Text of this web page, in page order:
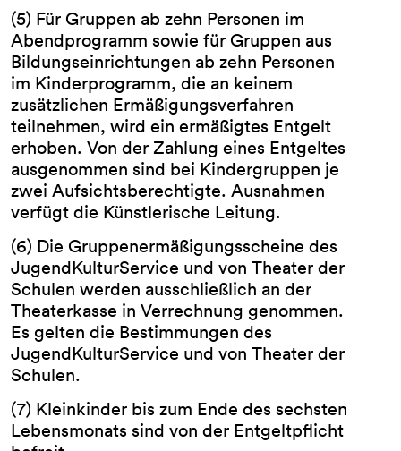
(5) Für Gruppen ab zehn Personen im
Abendprogramm sowie für Gruppen aus
Bildungseinrichtungen ab zehn Personen
im Kinderprogramm, die an keinem
zusätzlichen Ermäßigungsverfahren
teilnehmen, wird ein ermäßigtes Entgelt
erhoben. Von der Zahlung eines Entgeltes
ausgenommen sind bei Kindergruppen je
zwei Aufsichtsberechtigte. Ausnahmen
verfügt die Künstlerische Leitung.
(6) Die Gruppenermäßigungsscheine des
JugendKulturService und von Theater der
Schulen werden ausschließlich an der
Theaterkasse in Verrechnung genommen.
Es gelten die Bestimmungen des
JugendKulturService und von Theater der
Schulen.
(7) Kleinkinder bis zum Ende des sechsten
Lebensmonats sind von der Entgeltpflicht